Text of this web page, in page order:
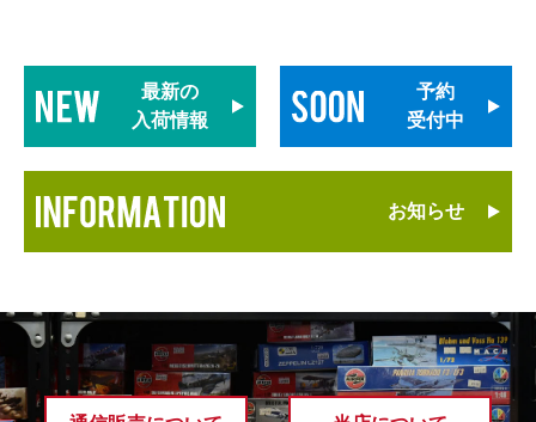
最新の
入荷情報
予約
受付中
お知らせ